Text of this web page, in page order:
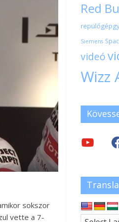
sokszor
vette a 7-
Red
Siemens
videó
Wizz